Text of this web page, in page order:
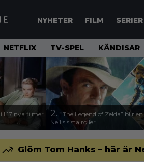
NYHETER FILM SERIER
NETFLIX TV-SPEL KÄNDISAR
17 nya filmer
2. ”The Legend of Zelda” blir
Neills sista roller
Glöm Tom Hanks – här är